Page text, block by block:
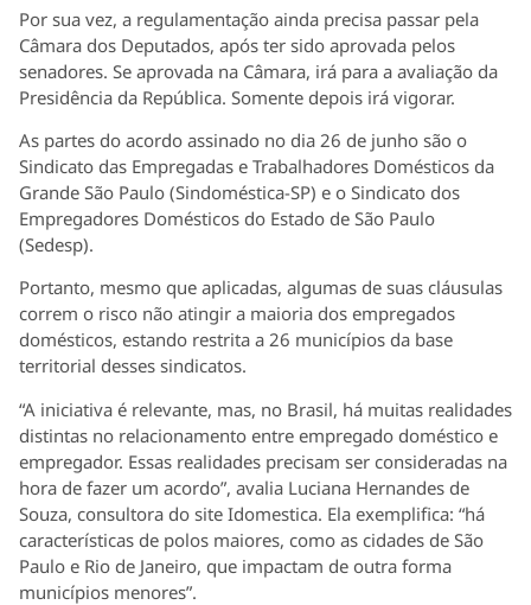
Por sua vez, a regulamentação ainda precisa passar pela
Câmara dos Deputados, após ter sido aprovada pelos
senadores. Se aprovada na Câmara, irá para a avaliação da
Presidência da República. Somente depois irá vigorar.
As partes do acordo assinado no dia 26 de junho são o
Sindicato das Empregadas e Trabalhadores Domésticos da
Grande São Paulo (Sindoméstica-SP) e o Sindicato dos
Empregadores Domésticos do Estado de São Paulo
(Sedesp).
Portanto, mesmo que aplicadas, algumas de suas cláusulas
correm o risco não atingir a maioria dos empregados
domésticos, estando restrita a 26 municípios da base
territorial desses sindicatos.
“A iniciativa é relevante, mas, no Brasil, há muitas realidades
distintas no relacionamento entre empregado doméstico e
empregador. Essas realidades precisam ser consideradas na
hora de fazer um acordo”, avalia Luciana Hernandes de
Souza, consultora do site Idomestica. Ela exemplifica: “há
características de polos maiores, como as cidades de São
Paulo e Rio de Janeiro, que impactam de outra forma
municípios menores”.